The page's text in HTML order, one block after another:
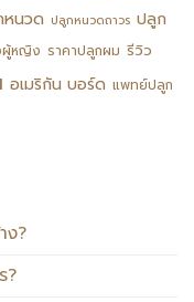
นวด ปลูกหนวดถาวร ปลูก
ผู้หญิง ราคาปลูกผม รีวิว
อเมริกัน บอร์ด แพทย์ปลูก
ง?
?